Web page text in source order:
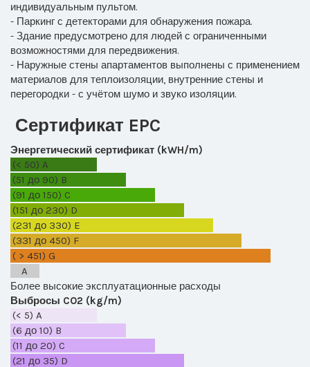
индивидуальным пультом.
- Паркинг с детекторами для обнаружения пожара.
- Здание предусмотрено для людей с ограниченными
возможностями для передвижения.
- Наружные стены апартаментов выполнены с применением
материалов для теплоизоляции, внутренние стены и
перегородки - с учётом шумо и звуко изоляции.
Сертификат EPC
Энергетический сертификат (kWH/m)
(< 50) A
(51 до 90) B
(91 до 150) C
(151 до 230) D
(231 до 330) E
(331 до 450) F
( > 451) G
A
Более высокие эксплуатационные расходы
Выбросы CO2 (kg/m)
(< 5) A
(6 до 10) B
(11 до 20) C
(21 до 35) D